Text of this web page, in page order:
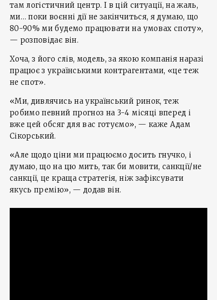
там логістичний центр. І в цій ситуації, на жаль,
ми… поки воєнні дії не закінчиться, я думаю, що
80-90% ми будемо працювати на умовах споту»,
— розповідає він.
Хоча, з його слів, модель, за якою компанія наразі
працює з українськими контрагентами, «це теж
не спот».
«Ми, дивлячись на український ринок, теж
робимо певний прогноз на 3-4 місяці вперед і
вже цей обсяг для вас готуємо», — каже Адам
Сікорський.
«Але щодо ціни ми працюємо досить гнучко, і
думаю, що на цю мить, так би мовити, санкції/не
санкції, це краща стратегія, ніж зафіксувати
якусь премію», — додав він.